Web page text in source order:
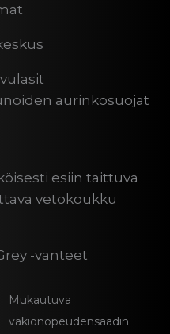
aurinkosuojat
esiin taittuva
vetokoukku
-vanteet
Mukautuva
vakionopeudensäädin